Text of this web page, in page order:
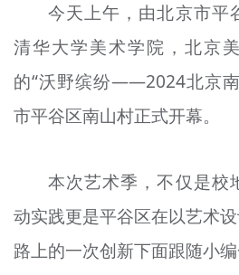
未成年人思想道德建设
榜样人物
身边好人
北京宣传文化引导基金
宣传思想文化人才
今天上午，由北京市平
清华大学美术学院，北京
的“沃野缤纷——2024北京
市平谷区南山村正式开幕。
本次艺术季，不仅是校
动实践更是平谷区在以艺术
路上的一次创新下面跟随小编